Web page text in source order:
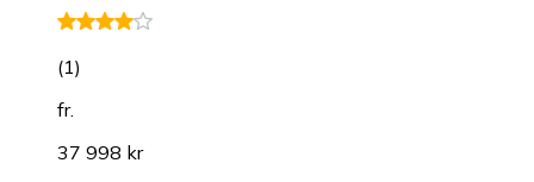
(1)
fr.
37 998 kr